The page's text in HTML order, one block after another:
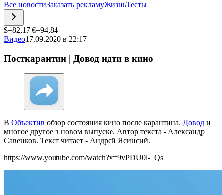
Все новостиЗаказать рекламуЖизньТесты
$=82,17|€=94,84
Видео17.09.2020 в 22:17
Посткарантин | Довод идти в кино
В Объектив обзор состояния кино после карантина. Довод и
многое другое в новом выпуске. Автор текста - Александр
Савенков. Текст читает - Андрей Ясинсий.
https://www.youtube.com/watch?v=9vPDU0l-_Qs